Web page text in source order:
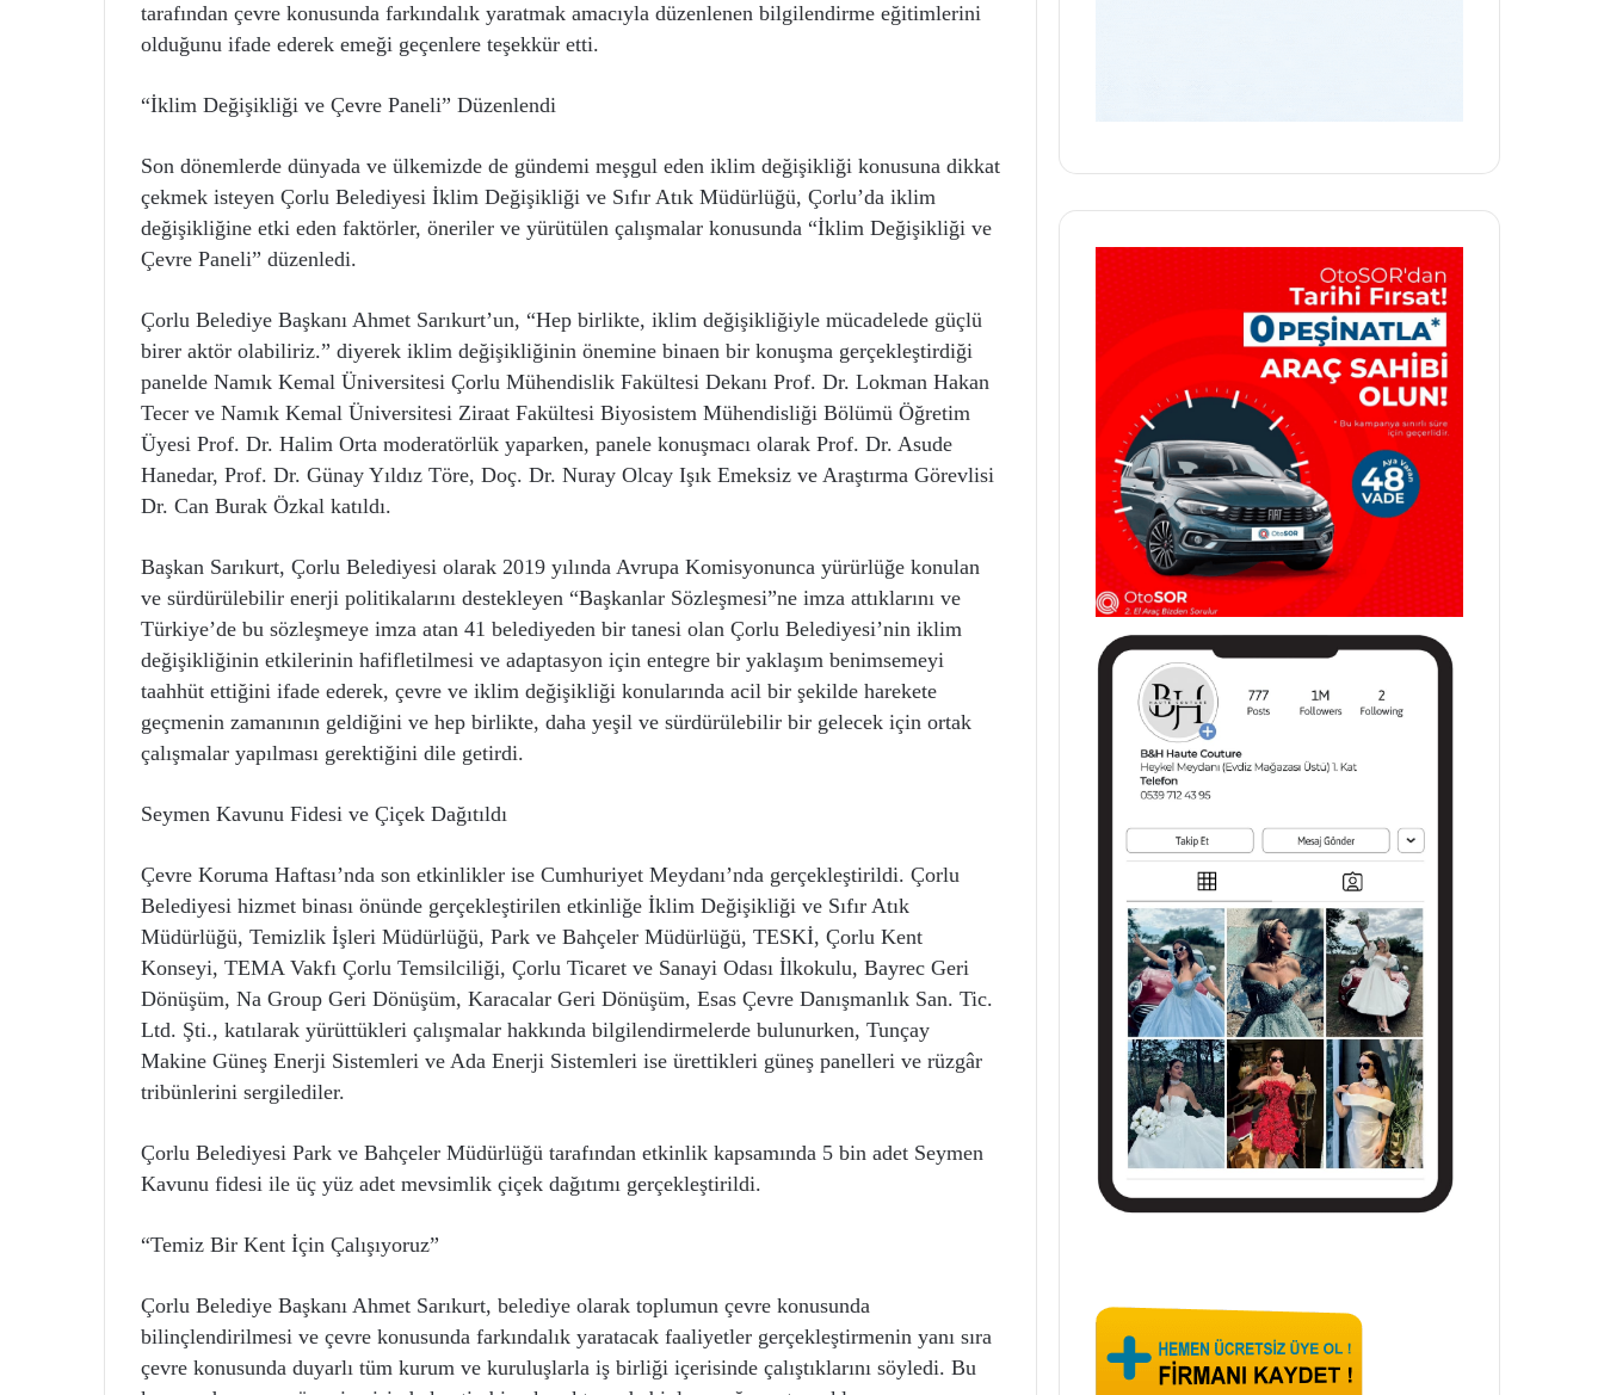
tarafından çevre konusunda farkındalık yaratmak amacıyla düzenlenen bilgilendirme eğitimlerini
olduğunu ifade ederek emeği geçenlere teşekkür etti.
“İklim Değişikliği ve Çevre Paneli” Düzenlendi
Son dönemlerde dünyada ve ülkemizde de gündemi meşgul eden iklim değişikliği konusuna dikkat
çekmek isteyen Çorlu Belediyesi İklim Değişikliği ve Sıfır Atık Müdürlüğü, Çorlu’da iklim
değişikliğine etki eden faktörler, öneriler ve yürütülen çalışmalar konusunda “İklim Değişikliği ve
Çevre Paneli” düzenledi.
Çorlu Belediye Başkanı Ahmet Sarıkurt’un, “Hep birlikte, iklim değişikliğiyle mücadelede güçlü
birer aktör olabiliriz.” diyerek iklim değişikliğinin önemine binaen bir konuşma gerçekleştirdiği
panelde Namık Kemal Üniversitesi Çorlu Mühendislik Fakültesi Dekanı Prof. Dr. Lokman Hakan
Tecer ve Namık Kemal Üniversitesi Ziraat Fakültesi Biyosistem Mühendisliği Bölümü Öğretim
Üyesi Prof. Dr. Halim Orta moderatörlük yaparken, panele konuşmacı olarak Prof. Dr. Asude
Hanedar, Prof. Dr. Günay Yıldız Töre, Doç. Dr. Nuray Olcay Işık Emeksiz ve Araştırma Görevlisi
Dr. Can Burak Özkal katıldı.
Başkan Sarıkurt, Çorlu Belediyesi olarak 2019 yılında Avrupa Komisyonunca yürürlüğe konulan
ve sürdürülebilir enerji politikalarını destekleyen “Başkanlar Sözleşmesi”ne imza attıklarını ve
Türkiye’de bu sözleşmeye imza atan 41 belediyeden bir tanesi olan Çorlu Belediyesi’nin iklim
değişikliğinin etkilerinin hafifletilmesi ve adaptasyon için entegre bir yaklaşım benimsemeyi
taahhüt ettiğini ifade ederek, çevre ve iklim değişikliği konularında acil bir şekilde harekete
geçmenin zamanının geldiğini ve hep birlikte, daha yeşil ve sürdürülebilir bir gelecek için ortak
çalışmalar yapılması gerektiğini dile getirdi.
Seymen Kavunu Fidesi ve Çiçek Dağıtıldı
Çevre Koruma Haftası’nda son etkinlikler ise Cumhuriyet Meydanı’nda gerçekleştirildi. Çorlu
Belediyesi hizmet binası önünde gerçekleştirilen etkinliğe İklim Değişikliği ve Sıfır Atık
Müdürlüğü, Temizlik İşleri Müdürlüğü, Park ve Bahçeler Müdürlüğü, TESKİ, Çorlu Kent
Konseyi, TEMA Vakfı Çorlu Temsilciliği, Çorlu Ticaret ve Sanayi Odası İlkokulu, Bayrec Geri
Dönüşüm, Na Group Geri Dönüşüm, Karacalar Geri Dönüşüm, Esas Çevre Danışmanlık San. Tic.
Ltd. Şti., katılarak yürüttükleri çalışmalar hakkında bilgilendirmelerde bulunurken, Tunçay
Makine Güneş Enerji Sistemleri ve Ada Enerji Sistemleri ise ürettikleri güneş panelleri ve rüzgâr
tribünlerini sergilediler.
Çorlu Belediyesi Park ve Bahçeler Müdürlüğü tarafından etkinlik kapsamında 5 bin adet Seymen
Kavunu fidesi ile üç yüz adet mevsimlik çiçek dağıtımı gerçekleştirildi.
“Temiz Bir Kent İçin Çalışıyoruz”
Çorlu Belediye Başkanı Ahmet Sarıkurt, belediye olarak toplumun çevre konusunda
bilinçlendirilmesi ve çevre konusunda farkındalık yaratacak faaliyetler gerçekleştirmenin yanı sıra
çevre konusunda duyarlı tüm kurum ve kuruluşlarla iş birliği içerisinde çalıştıklarını söyledi. Bu